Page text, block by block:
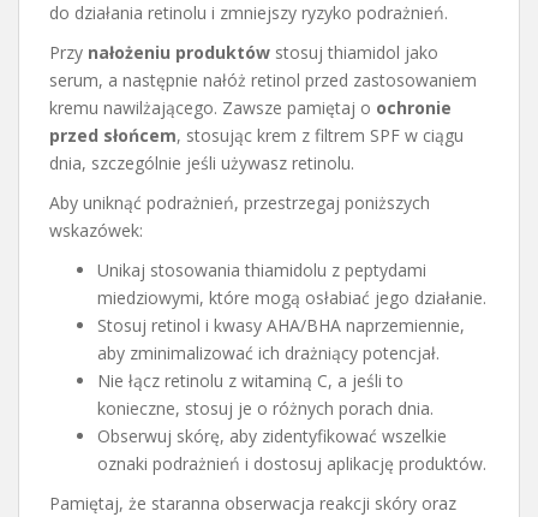
do działania retinolu i zmniejszy ryzyko podrażnień.
Przy nałożeniu produktów stosuj thiamidol jako
serum, a następnie nałóż retinol przed zastosowaniem
kremu nawilżającego. Zawsze pamiętaj o ochronie
przed słońcem, stosując krem z filtrem SPF w ciągu
dnia, szczególnie jeśli używasz retinolu.
Aby uniknąć podrażnień, przestrzegaj poniższych
wskazówek:
Unikaj stosowania thiamidolu z peptydami
miedziowymi, które mogą osłabiać jego działanie.
Stosuj retinol i kwasy AHA/BHA naprzemiennie,
aby zminimalizować ich drażniący potencjał.
Nie łącz retinolu z witaminą C, a jeśli to
konieczne, stosuj je o różnych porach dnia.
Obserwuj skórę, aby zidentyfikować wszelkie
oznaki podrażnień i dostosuj aplikację produktów.
Pamiętaj, że staranna obserwacja reakcji skóry oraz